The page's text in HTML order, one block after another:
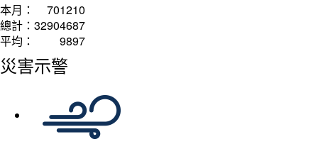
本月：
701210
總計： 32904687
平均：
9897
災害示警